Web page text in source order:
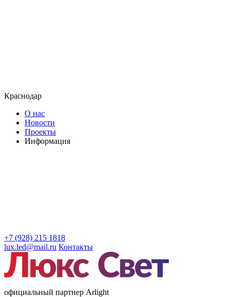
Краснодар
О нас
Новости
Проекты
Информация
+7 (928) 215 1818
lux.led@mail.ru Контакты
официальный партнер Arlight